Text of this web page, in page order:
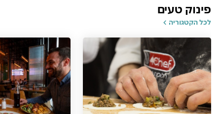
פינוק טעים
לכל הקטגוריה